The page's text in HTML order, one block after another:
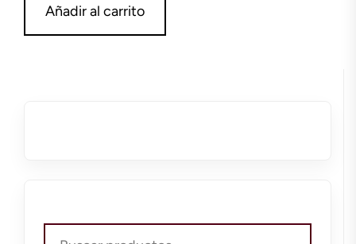
Añadir al carrito